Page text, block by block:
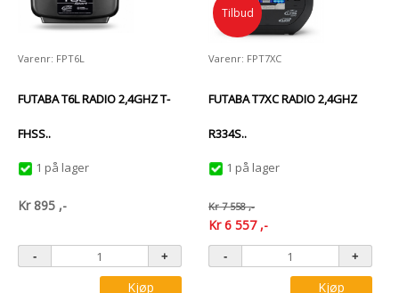
Varenr: FPT6L
FUTABA T6L RADIO 2,4GHZ T-
FHSS..
1 på lager
Kr 895 ,-
Kjøp
Tilbud
Varenr: FPT7XC
FUTABA T7XC RADIO 2,4GHZ
R334S..
1 på lager
Kr7 558,-
Kr6 557 ,-
Kjøp